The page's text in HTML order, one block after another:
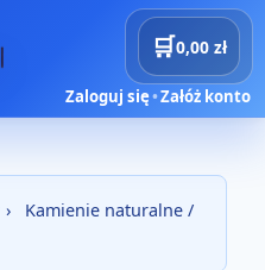
🛒0,00 zł
Zaloguj się•Załóż konto
›
Kamienie naturalne /